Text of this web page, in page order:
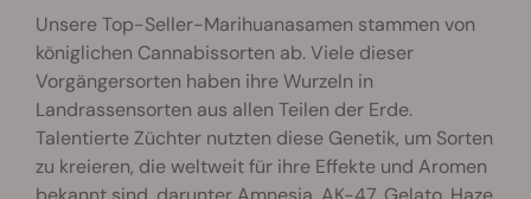
Unsere Top-Seller-Marihuanasamen stammen von
königlichen Cannabissorten ab. Viele dieser
Vorgängersorten haben ihre Wurzeln in
Landrassensorten aus allen Teilen der Erde.
Talentierte Züchter nutzten diese Genetik, um Sorten
zu kreieren, die weltweit für ihre Effekte und Aromen